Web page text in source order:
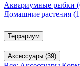
Аквариумные рыбки
Домашние растения
Террариум
Аксессуары (39)